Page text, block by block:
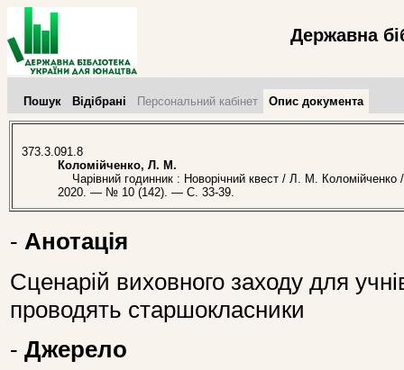
Державна
Пошук Відібрані Персональний кабінет Опис документа
373.3.091.8
Коломійченко, Л. М.
Чарівний годинник : Новорічний квест / Л. М.
2020. — № 10 (142). — С. 33-39.
- Анотація
Сценарій виховного заходу для
проводять старшокласники
- Джерело